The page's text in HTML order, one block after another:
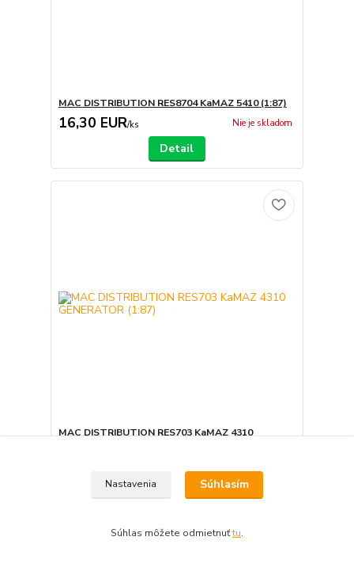
MAC DISTRIBUTION RES8704 KaMAZ 5410 (1:87)
16,30 EUR/ks Nie je skladom
Detail
MAC DISTRIBUTION RES703 KaMAZ 4310
Nastavenia Súhlasím
Súhlas môžete odmietnuťtu.